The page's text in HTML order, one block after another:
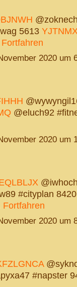
5613
Fortfahren
2020 um
@eluch92
2020 um
#cityplan
Fortfahren
2020 um
#napster